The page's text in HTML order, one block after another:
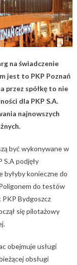
na świadczenie
jest to PKP Poznań
przez spółkę to nie
dla PKP S.A.
najnowszych
być wykonywane w
podjęły
byłyby konieczne do
do testów
Bydgoszcz
się pilotażowy
obejmuje usługi
obsługi